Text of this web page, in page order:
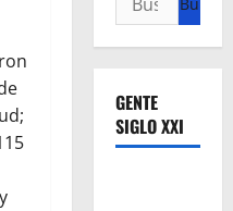
GENTE
SIGLO XXI